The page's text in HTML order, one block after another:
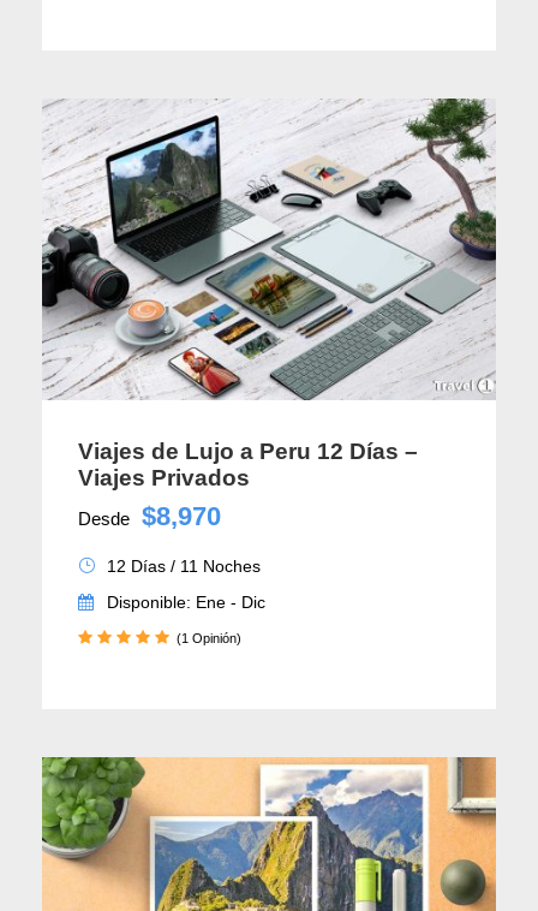
Viajes de Lujo a Peru 12 Días –
Viajes Privados
Desde $8,970
12 Días / 11 Noches
Disponible: Ene - Dic
(1 Opinión)